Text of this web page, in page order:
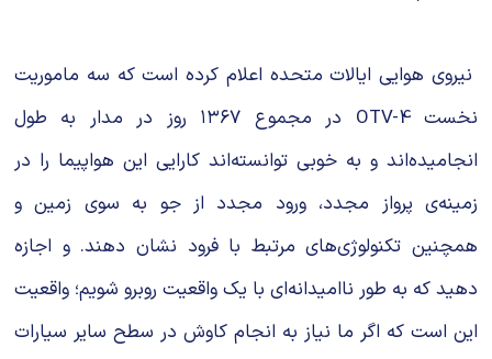
نیروی هوایی ایالات متحده اعلام کرده است که سه ماموریت
نخست OTV-4 در مجموع ۱۳۶۷ روز در مدار به طول
انجامیده‌اند و به خوبی توانسته‌اند کارایی این هواپیما را در
زمینه‌ی پرواز مجدد، ورود مجدد از جو به سوی زمین و
همچنین تکنولوژی‌های مرتبط با فرود نشان دهند. و اجازه
دهید که به طور ناامیدانه‌ای با یک واقعیت روبرو شویم؛ واقعیت
این است که اگر ما نیاز به انجام کاوش در سطح سایر سیارات